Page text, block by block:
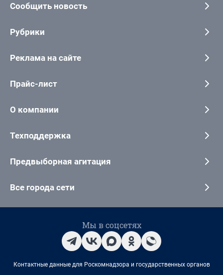
Сообщить новость
Рубрики
Реклама на сайте
Прайс-лист
О компании
Техподдержка
Предвыборная агитация
Все города сети
Мы в соцсетях
Контактные данные для Роскомнадзора и государственных органов